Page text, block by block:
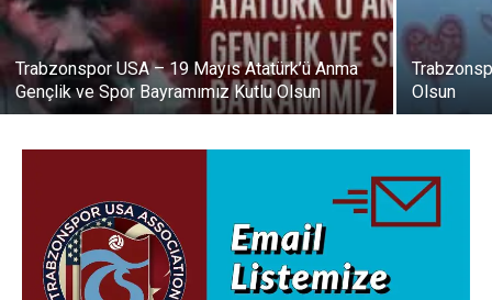
Trabzonspor USA – 19 Mayıs Atatürk’ü Anma
Gençlik ve Spor Bayramımız Kutlu Olsun
Olsun